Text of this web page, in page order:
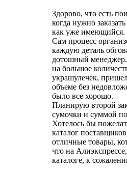
Здорово, что есть
когда нужно
как уже имеющийся.
Сам процесс
каждую деталь
дотошный
на большое
украшулечек,
объеме без
было все хорошо.
Планирую второй
сумочки и суммой
Хотелось бы
каталог
отличные товары,
что на
каталоге, к